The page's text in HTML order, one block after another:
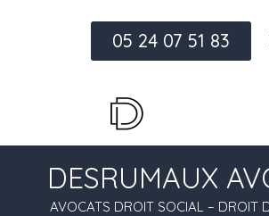
05 24 07 51 83
DESRUMAUX
AVOCATS DROIT SOCIAL – DROIT